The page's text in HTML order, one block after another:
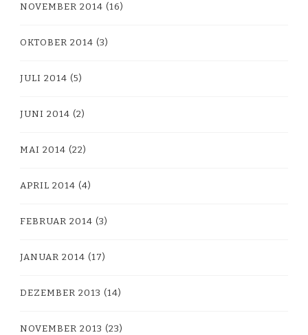
NOVEMBER 2014 (16)
OKTOBER 2014 (3)
JULI 2014 (5)
JUNI 2014 (2)
MAI 2014 (22)
APRIL 2014 (4)
FEBRUAR 2014 (3)
JANUAR 2014 (17)
DEZEMBER 2013 (14)
NOVEMBER 2013 (23)